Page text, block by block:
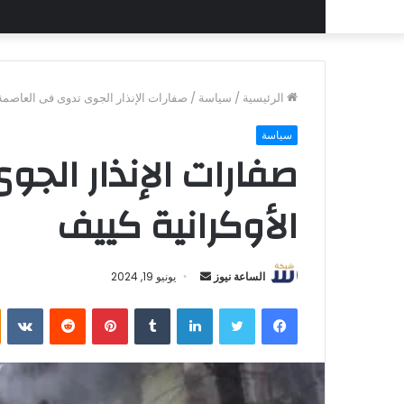
الرئيسية / سياسة / صفارات الإنذار الجوى تدوى فى العاصمة
سياسة
صفارات الإنذار
الأوكرانية كييف
الساعة نيوز
أرسل
إلكترونيا
يونيو 19, 2024
فيسبوكتويتر لينكدإن بينتيريست